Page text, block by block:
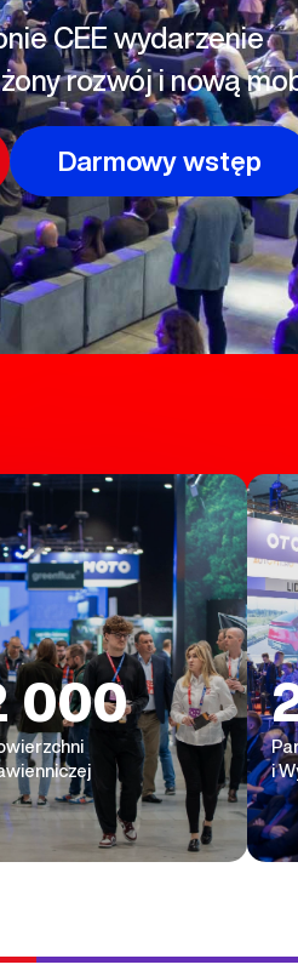
CEE wydarzenie
rozwój i nową
Darmowy wstęp
000
i